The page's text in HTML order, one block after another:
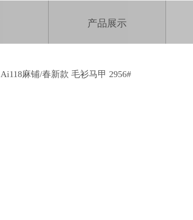
产品展示
Ai118麻铺/春新款 毛衫马甲 2956#